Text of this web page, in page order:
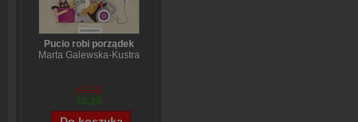
Pucio robi porządek
Marta Galewska-Kustra
€7,70
€6,20